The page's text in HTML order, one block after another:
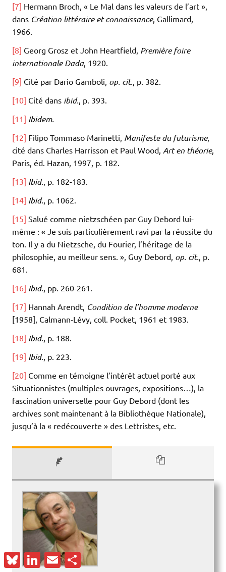
[7] Hermann Broch, « Le Mal dans les valeurs de l’art »,
dans Création littéraire et connaissance, Gallimard,
1966.
[8] Georg Grosz et John Heartfield, Première foire
internationale Dada, 1920.
[9] Cité par Dario Gamboli, op. cit. , p. 382.
[10] Cité dans ibid. , p. 393.
[11] Ibidem.
[12] Filipo Tommaso Marinetti, Manifeste du futurisme,
cité dans Charles Harrisson et Paul Wood, Art en théorie,
Paris, éd. Hazan, 1997, p. 182.
[13] Ibid., p. 182-183.
[14] Ibid. , p. 1062.
[15] Salué comme nietzschéen par Guy Debord lui-
même : « Je suis particulièrement ravi par la réussite du
ton. Il y a du Nietzsche, du Fourier, l’héritage de la
philosophie, au meilleur sens. », Guy Debord, op. cit. , p.
681.
[16] Ibid. , pp. 260-261.
[17] Hannah Arendt, Condition de l’homme moderne
[1958], Calmann-Lévy, coll. Pocket, 1961 et 1983.
[18] Ibid. , p. 188.
[19] Ibid. , p. 223.
[20] Comme en témoigne l’intérêt actuel porté aux
Situationnistes (multiples ouvrages, expositions…), la
fascination universelle pour Guy Debord (dont les
archives sont maintenant à la Bibliothèque Nationale),
jusqu’à la « redécouverte » des Lettristes, etc.
BlueskyLinkedIn
Email Partager